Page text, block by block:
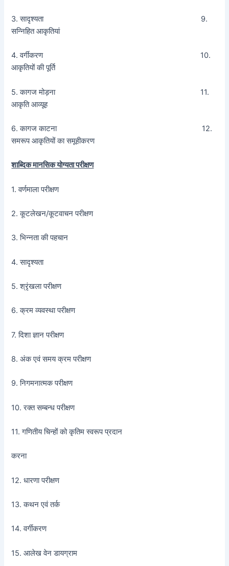
3. सादृश्यता 9.
सन्निहित आकृतियां
4. वर्गीकरण 10.
आकृतियों की पूर्ति
5. कागज मोड़ना 11.
आकृति आव्यूह
6. कागज काटना 12.
समरूप आकृतियों का समूहीकरण
शाब्दिक मानसिक योग्यता परीक्षण
1. वर्णमाला परीक्षण
2. कूटलेखन/कूटवाचन परीक्षण
3. भिन्नता की पहचान
4. सादृश्यता
5. श्रृंखला परीक्षण
6. क्रम व्यवस्था परीक्षण
7. दिशा ज्ञान परीक्षण
8. अंक एवं समय क्रम परीक्षण
9. निगमनात्मक परीक्षण
10. रक्त सम्बन्ध परीक्षण
11. गणितीय चिन्हों को कृतिम स्वरूप प्रदान
करना
12. धारणा परीक्षण
13. कथन एवं तर्क
14. वर्गीकरण
15. आलेख वेन डायग्राम